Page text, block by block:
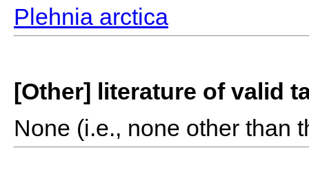
Plehnia arctica
[Other] literature of valid
None (i.e., none other than